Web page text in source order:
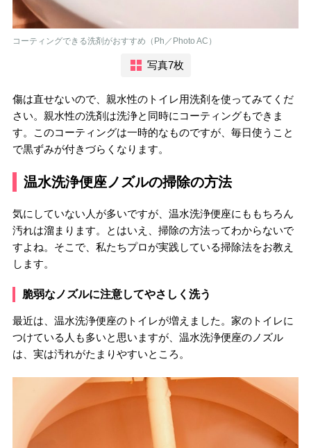
コーティングできる洗剤がおすすめ（Ph／Photo AC）
写真7枚
傷は直せないので、親水性のトイレ用洗剤を使ってみてくだ
さい。親水性の洗剤は洗浄と同時にコーティングもできま
す。このコーティングは一時的なものですが、毎日使うこと
で黒ずみが付きづらくなります。
温水洗浄便座ノズルの掃除の方法
気にしていない人が多いですが、温水洗浄便座にももちろん
汚れは溜まります。とはいえ、掃除の方法ってわからないで
すよね。そこで、私たちプロが実践している掃除法をお教え
します。
脆弱なノズルに注意してやさしく洗う
最近は、温水洗浄便座のトイレが増えました。家のトイレに
つけている人も多いと思いますが、温水洗浄便座のノズル
は、実は汚れがたまりやすいところ。